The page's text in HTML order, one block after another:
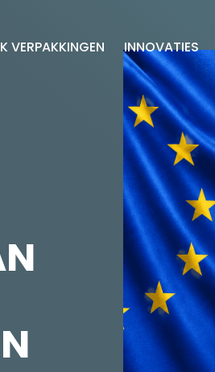
VERPAKKINGEN
INNOVATIES